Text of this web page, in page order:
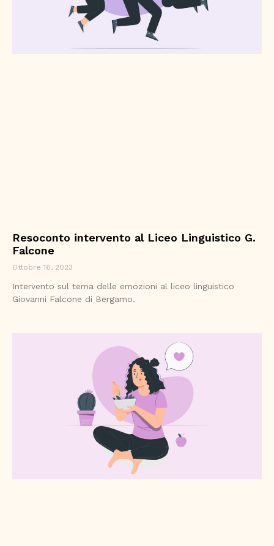
Resoconto intervento al Liceo Linguistico G.
Falcone
Ottobre 16, 2023
Intervento sul tema delle emozioni al liceo linguistico
Giovanni Falcone di Bergamo.